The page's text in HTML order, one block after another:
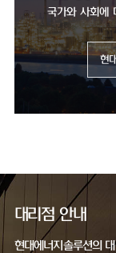
국가와 사회에
현
대리점 안내
현대에너지솔루션의